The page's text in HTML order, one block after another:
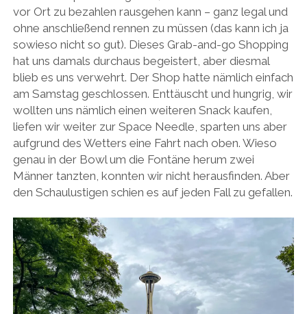
vor Ort zu bezahlen rausgehen kann – ganz legal und
ohne anschließend rennen zu müssen (das kann ich ja
sowieso nicht so gut). Dieses Grab-and-go Shopping
hat uns damals durchaus begeistert, aber diesmal
blieb es uns verwehrt. Der Shop hatte nämlich einfach
am Samstag geschlossen. Enttäuscht und hungrig, wir
wollten uns nämlich einen weiteren Snack kaufen,
liefen wir weiter zur Space Needle, sparten uns aber
aufgrund des Wetters eine Fahrt nach oben. Wieso
genau in der Bowl um die Fontäne herum zwei
Männer tanzten, konnten wir nicht herausfinden. Aber
den Schaulustigen schien es auf jeden Fall zu gefallen.